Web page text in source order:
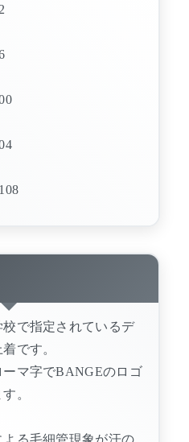
で指定されているデ
です。
マ字でBANGEのロゴ
。
る毛細管現象が汗の